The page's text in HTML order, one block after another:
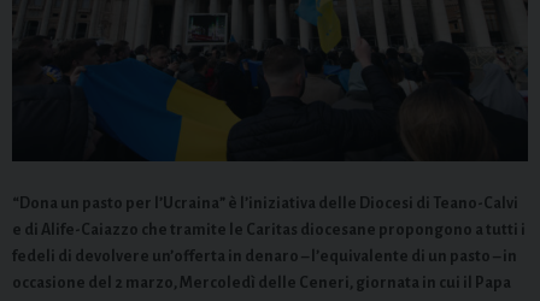
“Dona un pasto per l’Ucraina” è l’iniziativa delle Diocesi di Teano-Calvi
e di Alife-Caiazzo che tramite le Caritas diocesane propongono a tutti i
fedeli di devolvere un’offerta in denaro – l’equivalente di un pasto – in
occasione del 2 marzo, Mercoledì delle Ceneri, giornata in cui il Papa